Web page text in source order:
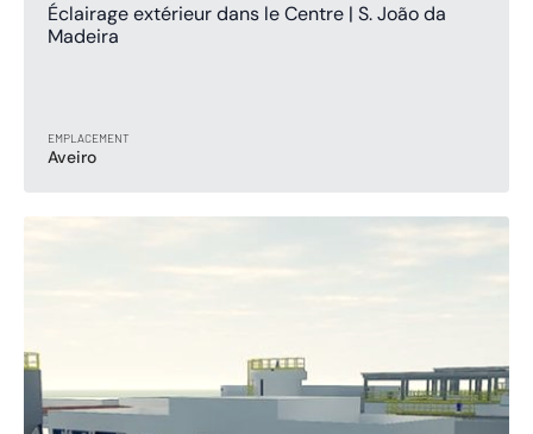
Éclairage extérieur dans le Centre | S. João da
Madeira
EMPLACEMENT
Aveiro